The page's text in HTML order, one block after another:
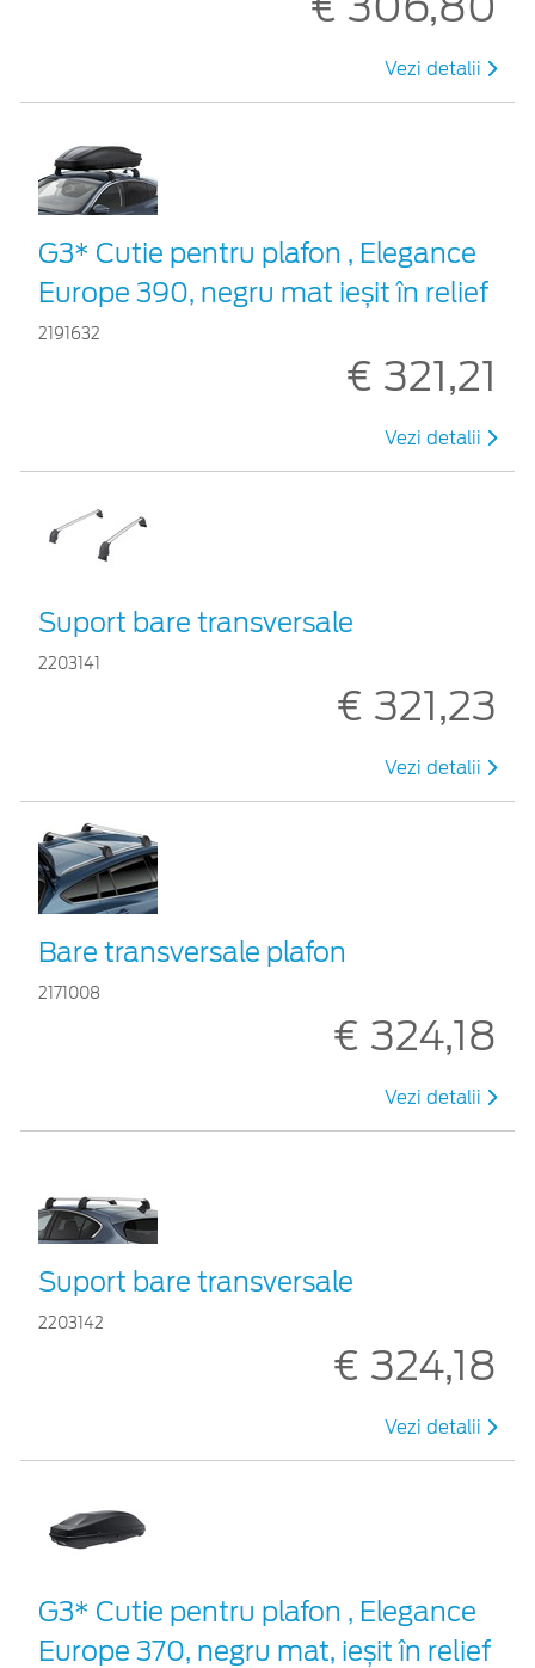
Vezi detalii
G3* Cutie pentru plafon , Elegance
Europe 390, negru mat ieșit în relief
2191632
€ 321,21
Vezi detalii
Suport bare transversale
2203141
€ 321,23
Vezi detalii
Bare transversale plafon
2171008
€ 324,18
Vezi detalii
Suport bare transversale
2203142
€ 324,18
Vezi detalii
G3* Cutie pentru plafon , Elegance
Europe 370, negru mat, ieșit în relief